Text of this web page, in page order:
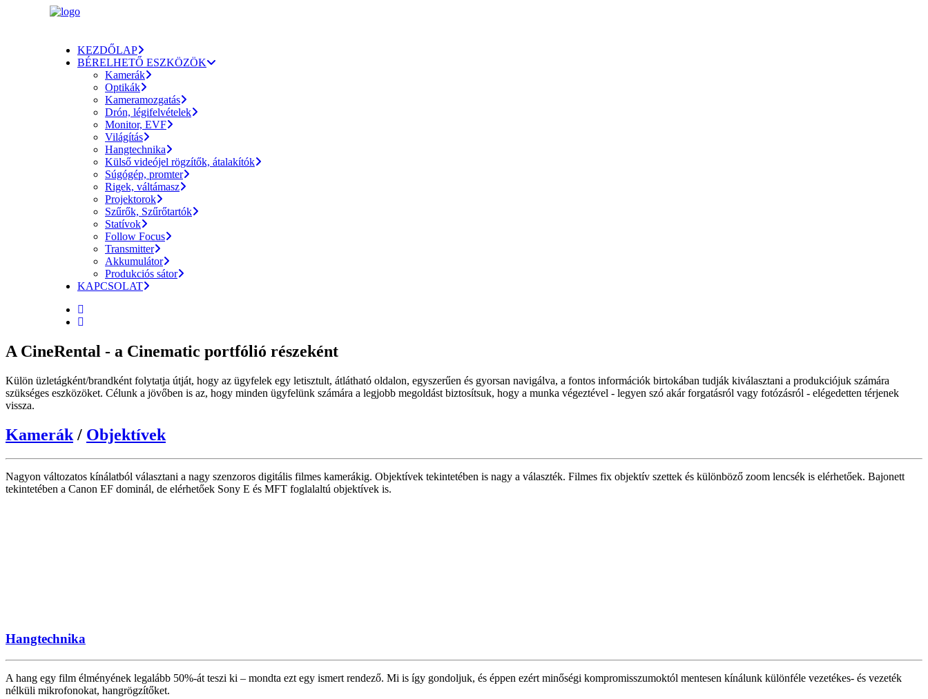
KEZDŐLAP
BÉRELHETŐ ESZKÖZÖK
Kamerák
Optikák
Kameramozgatás
Drón, légifelvételek
Monitor, EVF
Világítás
Hangtechnika
Külső videójel rögzítők, átalakítók
Súgógép, promter
Rigek, váltámasz
Projektorok
Szűrők, Szűrőtartók
Statívok
Follow Focus
Transmitter
Akkumulátor
Produkciós sátor
KAPCSOLAT
A CineRental - a Cinematic portfólió részeként
Külön üzletágként/brandként folytatja útját, hogy az ügyfelek egy letisztult, átlátható oldalon, egyszerűen és gyorsan navigálva, a fontos információk birtokában tudják kiválasztani a produkciójuk számára
szükséges eszközöket. Célunk a jövőben is az, hogy minden ügyfelünk számára a legjobb megoldást biztosítsuk, hogy a munka végeztével - legyen szó akár forgatásról vagy fotózásról - elégedetten térjenek
vissza.
Kamerák / Objektívek
Nagyon változatos kínálatból választani a nagy szenzoros digitális filmes kamerákig. Objektívek tekintetében is nagy a választék. Filmes fix objektív szettek és különböző zoom lencsék is elérhetőek. Bajonett
tekintetében a Canon EF dominál, de elérhetőek Sony E és MFT foglalaltú objektívek is.
Hangtechnika
A hang egy film élményének legalább 50%-át teszi ki – mondta ezt egy ismert rendező. Mi is így gondoljuk, és éppen ezért minőségi kompromisszumoktól mentesen kínálunk különféle vezetékes- és vezeték
nélküli mikrofonokat, hangrögzítőket.